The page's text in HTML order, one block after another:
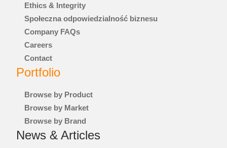
AUTOMATYKA, ROBOTYKA I MASZYNY PRZEMYSŁOWE
JEDZENIE I NAPOJE
Ethics & Integrity
Społeczna odpowiedzialność biznesu
Company FAQs
Careers
Contact
Portfolio
Browse by Product
Browse by Market
Browse by Brand
News & Articles